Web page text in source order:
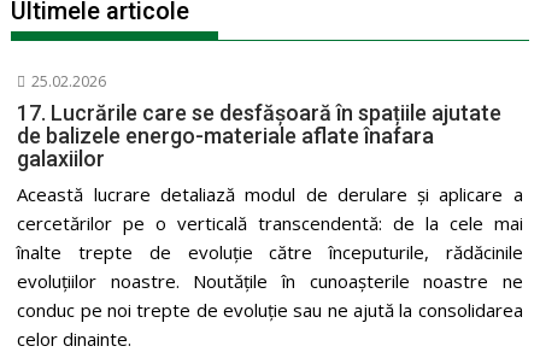
Ultimele articole
25.02.2026
17. Lucrările care se desfășoară în spațiile ajutate
de balizele energo-materiale aflate înafara
galaxiilor
Această lucrare detaliază modul de derulare și aplicare a
cercetărilor pe o verticală transcendentă: de la cele mai
înalte trepte de evoluție către începuturile, rădăcinile
evoluțiilor noastre. Noutățile în cunoașterile noastre ne
conduc pe noi trepte de evoluție sau ne ajută la consolidarea
celor dinainte.